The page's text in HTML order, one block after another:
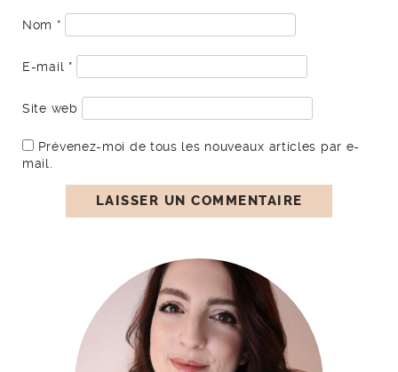
Nom *
E-mail *
Site web
Prévenez-moi de tous les nouveaux articles par e-
mail.